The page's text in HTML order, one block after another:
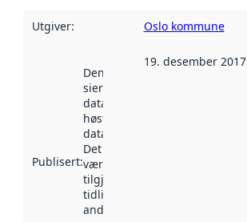
Utgiver: Oslo kommune
Publisert:
Denne datoen
sier når
datasettet ble
høstet av
data.norge.no.
Det kan ha
vært
tilgjengelig
tidligere
andre steder.
19. desember 2017